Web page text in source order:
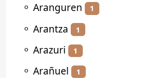
⚬ Aranguren 1
⚬ Arantza 1
⚬ Arazuri 1
⚬ Arañuel 1